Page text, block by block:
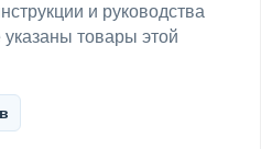
и руководства
товары этой